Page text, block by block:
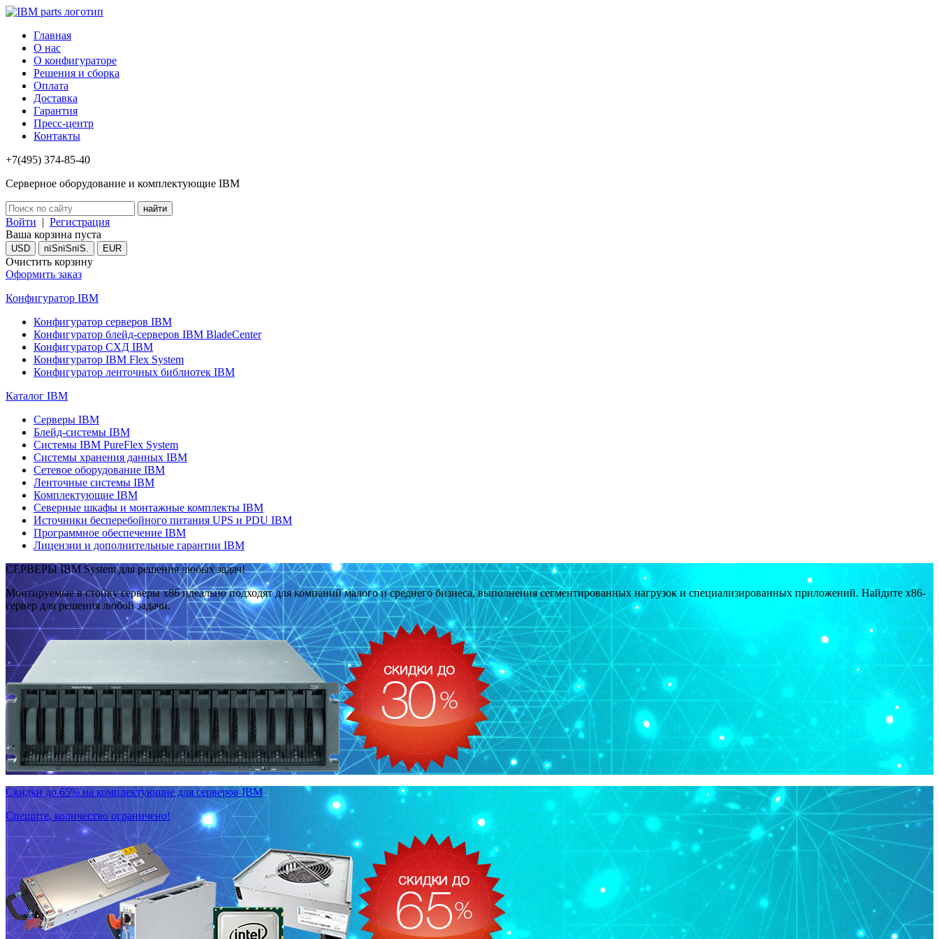
Главная
О нас
О конфигураторе
Решения и сборка
Оплата
Доставка
Гарантия
Пресс-центр
Контакты
+7(495) 374-85-40
Серверное оборудование и комплектующие IBM
Войти | Регистрация
Ваша корзина пуста
USD пїЅпїЅпїЅ. EUR
Очистить корзину
Оформить заказ
Конфигуратор IBM
Конфигуратор серверов IBM
Конфигуратор блейд-серверов IBM BladeCenter
Конфигуратор СХД IBM
Конфигуратор IBM Flex System
Конфигуратор ленточных библиотек IBM
Каталог IBM
Серверы IBM
Блейд-системы IBM
Системы IBM PureFlex System
Системы хранения данных IBM
Сетевое оборудование IBM
Ленточные системы IBM
Комплектующие IBM
Северные шкафы и монтажные комплекты IBM
Источники бесперебойного питания UPS и PDU IBM
Программное обеспечение IBM
Лицензии и дополнительные гарантии IBM
СЕРВЕРЫ IBM System для решения любых задач!
Монтируемые в стойку серверы x86 идеально подходят для компаний малого и среднего бизнеса, выполнения сегментированных нагрузок и специализированных приложений. Найдите x86-
сервер для решения любой задачи.
Скидки до 65% на комплектующие для серверов IBM
Спешите, количество ограничено!